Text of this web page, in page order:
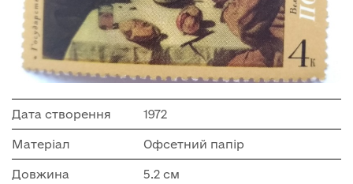
Дата створення 1972
Матеріал Офсетний папір
Довжина 5.2 см